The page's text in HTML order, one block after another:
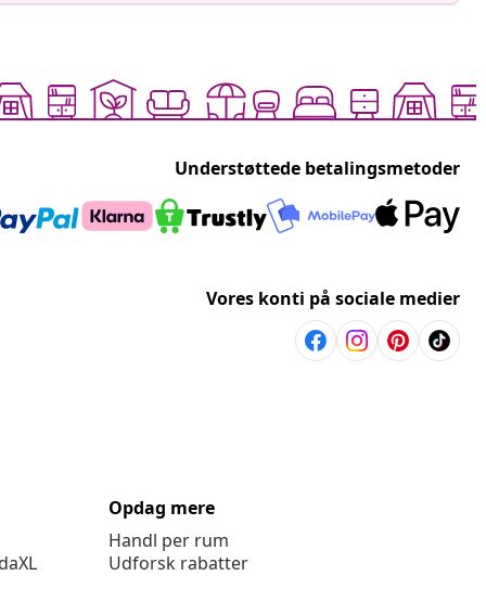
Understøttede betalingsmetoder
Vores konti på sociale medier
Opdag mere
Handl per rum
Udforsk rabatter